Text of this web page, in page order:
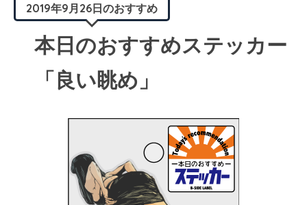
2019年9月26日のおすすめ
本日のおすすめステッカー
「良い眺め」